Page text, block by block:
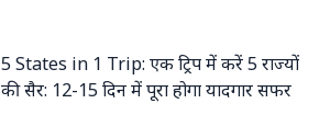
5 States in 1 Trip: एक ट्रिप में करें 5 राज्यों
की सैर: 12-15 दिन में पूरा होगा यादगार सफर